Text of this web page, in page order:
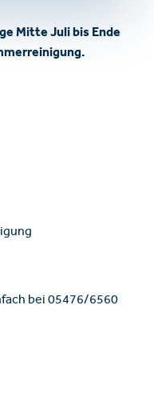
Mitte Juli bis Ende
bei 05476/6560